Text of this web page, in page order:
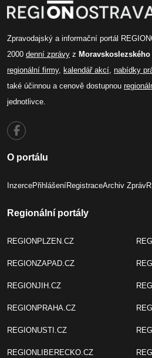
Zpravodajský a informační portál
2000 denní zprávy z
regionální firmy, kalendář akcí, nabídky
také účinnou a cenově dostupnou
jednotlivce.
O portálu
InzercePřihlášeníRegistraceArchiv Zpráv
Regionální portály
REGIONPLZEN.CZ
REGIONZAPAD.CZ
REGIONJIH.CZ
REGIONPRAHA.CZ
REGIONUSTI.CZ
REGIONLIBERECKO.CZ